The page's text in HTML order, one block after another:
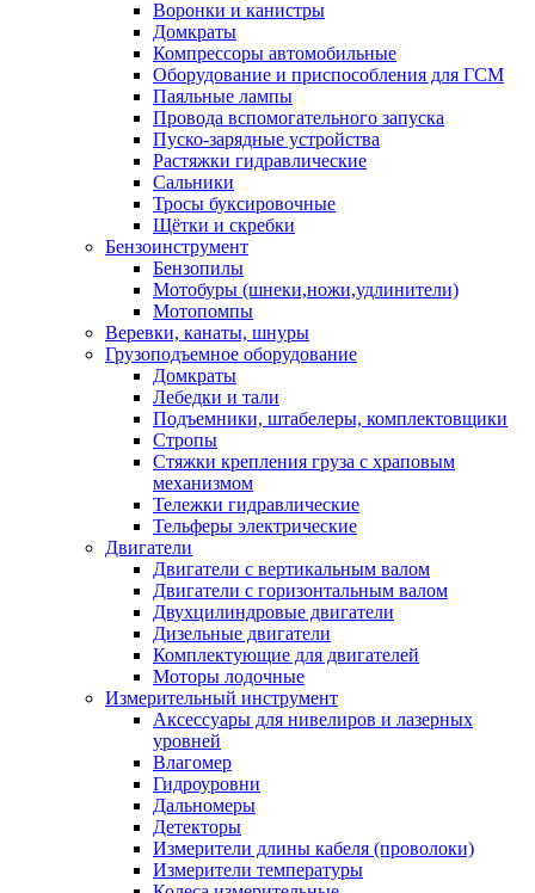
Воронки и канистры
Домкраты
Компрессоры автомобильные
Оборудование и приспособления для ГСМ
Паяльные лампы
Провода вспомогательного запуска
Пуско-зарядные устройства
Растяжки гидравлические
Сальники
Тросы буксировочные
Щётки и скребки
Бензоинструмент
Бензопилы
Мотобуры (шнеки,ножи,удлинители)
Мотопомпы
Веревки, канаты, шнуры
Грузоподъемное оборудование
Домкраты
Лебедки и тали
Подъемники, штабелеры, комплектовщики
Стропы
Стяжки крепления груза с храповым
механизмом
Тележки гидравлические
Тельферы электрические
Двигатели
Двигатели с вертикальным валом
Двигатели с горизонтальным валом
Двухцилиндровые двигатели
Дизельные двигатели
Комплектующие для двигателей
Моторы лодочные
Измерительный инструмент
Аксессуары для нивелиров и лазерных
уровней
Влагомер
Гидроуровни
Дальномеры
Детекторы
Измерители длины кабеля (проволоки)
Измерители температуры